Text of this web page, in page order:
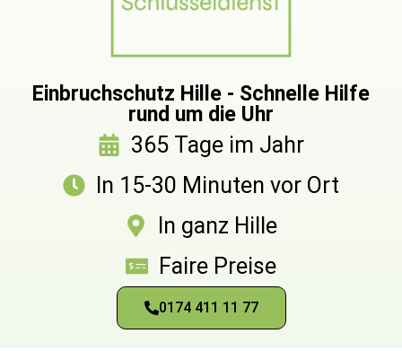
Einbruchschutz Hille - Schnelle Hilfe
rund um die Uhr
365 Tage im Jahr
In 15-30 Minuten vor Ort
In ganz Hille
Faire Preise
0174 411 11 77